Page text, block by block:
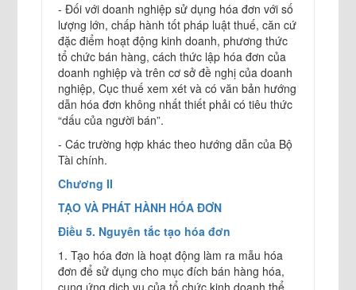
- Đối với doanh nghiệp sử dụng hóa đơn với số
lượng lớn, chấp hành tốt pháp luật thuế, căn cứ
đặc điểm hoạt động kinh doanh, phương thức
tổ chức bán hàng, cách thức lập hóa đơn của
doanh nghiệp và trên cơ sở đề nghị của doanh
nghiệp, Cục thuế xem xét và có văn bản hướng
dẫn hóa đơn không nhất thiết phải có tiêu thức
“dấu của người bán”.
- Các trường hợp khác theo hướng dẫn của Bộ
Tài chính.
Chương II
TẠO VÀ PHÁT HÀNH HÓA ĐƠN
Điều 5. Nguyên tắc tạo hóa đơn
1. Tạo hóa đơn là hoạt động làm ra mẫu hóa
đơn để sử dụng cho mục đích bán hàng hóa,
cung ứng dịch vụ của tổ chức kinh doanh thể